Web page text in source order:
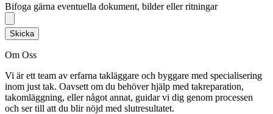
Bifoga gärna eventuella dokument, bilder eller ritningar
Skicka
Om Oss
Vi är ett team av erfarna takläggare och byggare med specialisering
inom just tak. Oavsett om du behöver hjälp med takreparation,
takomläggning, eller något annat, guidar vi dig genom processen
och ser till att du blir nöjd med slutresultatet.